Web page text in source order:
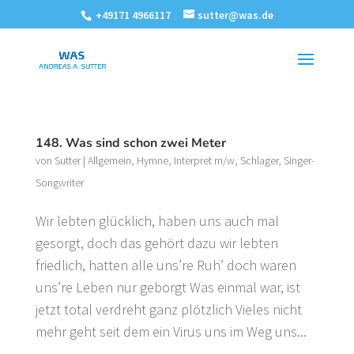
+49171 4966117 sutter@was.de
148. Was sind schon zwei Meter
von Sutter| Allgemein, Hymne, Interpret m/w, Schlager, Singer-
Songwriter
Wir lebten glücklich, haben uns auch mal
gesorgt, doch das gehört dazu wir lebten
friedlich, hatten alle uns’re Ruh’ doch waren
uns’re Leben nur geborgt Was einmal war, ist
jetzt total verdreht ganz plötzlich Vieles nicht
mehr geht seit dem ein Virus uns im Weg uns...